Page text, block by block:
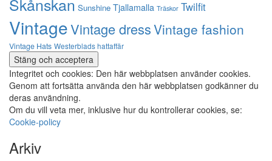
Sunshine Tjallamalla Träskor Twilfit
VintageVintage dressVintage fashion
Vintage Hats Westerblads hattaffär
Integritet och cookies: Den här webbplatsen använder cookies.
Genom att fortsätta använda den här webbplatsen godkänner du
deras användning.
Om du vill veta mer, inklusive hur du kontrollerar cookies, se:
Cookie-policy
Arkiv